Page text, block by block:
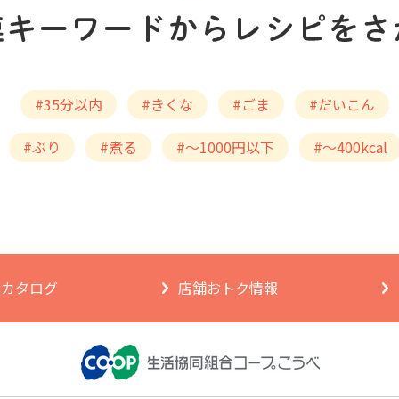
#35分以内 #きくな #ごま
#だいこん
#ぶり
#煮る #～1000円以下 #～400kcal
タログ 店舗おトク情報